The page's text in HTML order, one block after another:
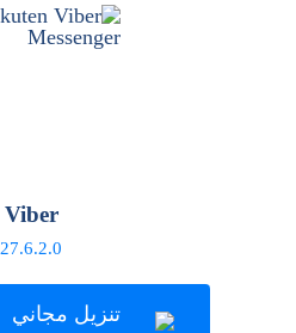
Viber
27.6.2.0
تنزيل مجاني